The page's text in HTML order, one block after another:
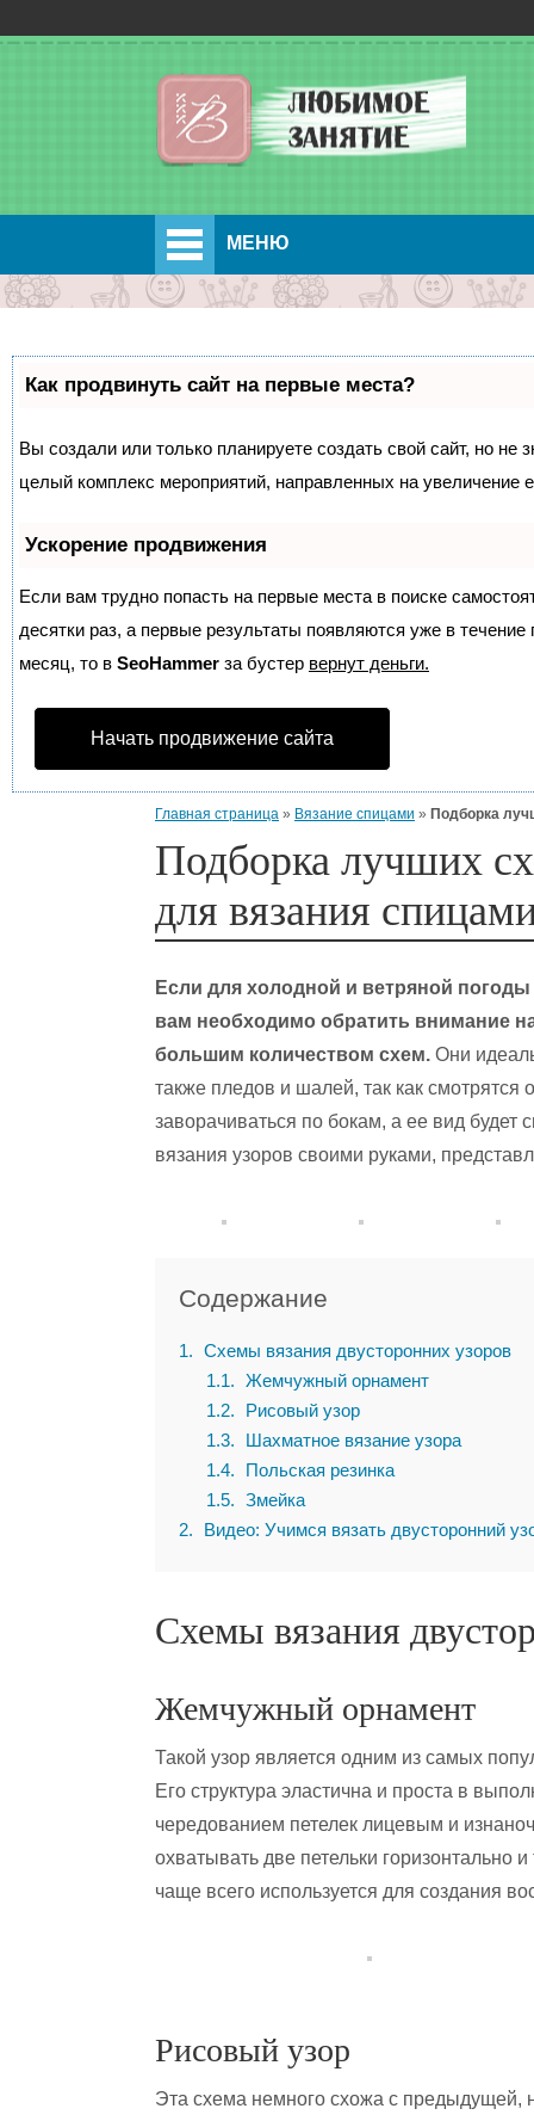
МЕНЮ
Как продвинуть сайт на первые места?
Вы создали или только планируете создать свой сайт, но не
целый комплекс мероприятий, направленных на увеличение
Ускорение продвижения
Если вам трудно попасть на первые места в поиске
десятки раз, а первые результаты появляются уже в
месяц, то в SeoHammer за бустер вернут деньги.
Начать продвижение сайта
Главная страница » Вязание спицами » Подборка
Подборка лучших
для вязания
Если для холодной и ветряной
вам необходимо обратить внимание
большим количеством схем. Они
также пледов и шалей, так как смотрятся
заворачиваться по бокам, а ее вид
вязания узоров своими руками,
Содержание
1
Схемы вязания двусторонних узоров
1.1
Жемчужный орнамент
1.2
Рисовый узор
1.3
Шахматное вязание узора
1.4
Польская резинка
1.5
Змейка
2
Видео: Учимся вязать двусторонний
Схемы вязания
Жемчужный орнамент
Такой узор является одним из самых
Его структура эластична и проста в
чередованием петелек лицевым и
охватывать две петельки горизонтально
чаще всего используется для создания
Рисовый узор
Эта схема немного схожа с предыдущей,